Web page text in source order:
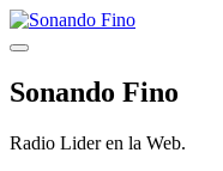
Saltar
al
Menú
Sonando Fino
Radio Lider en la Web.